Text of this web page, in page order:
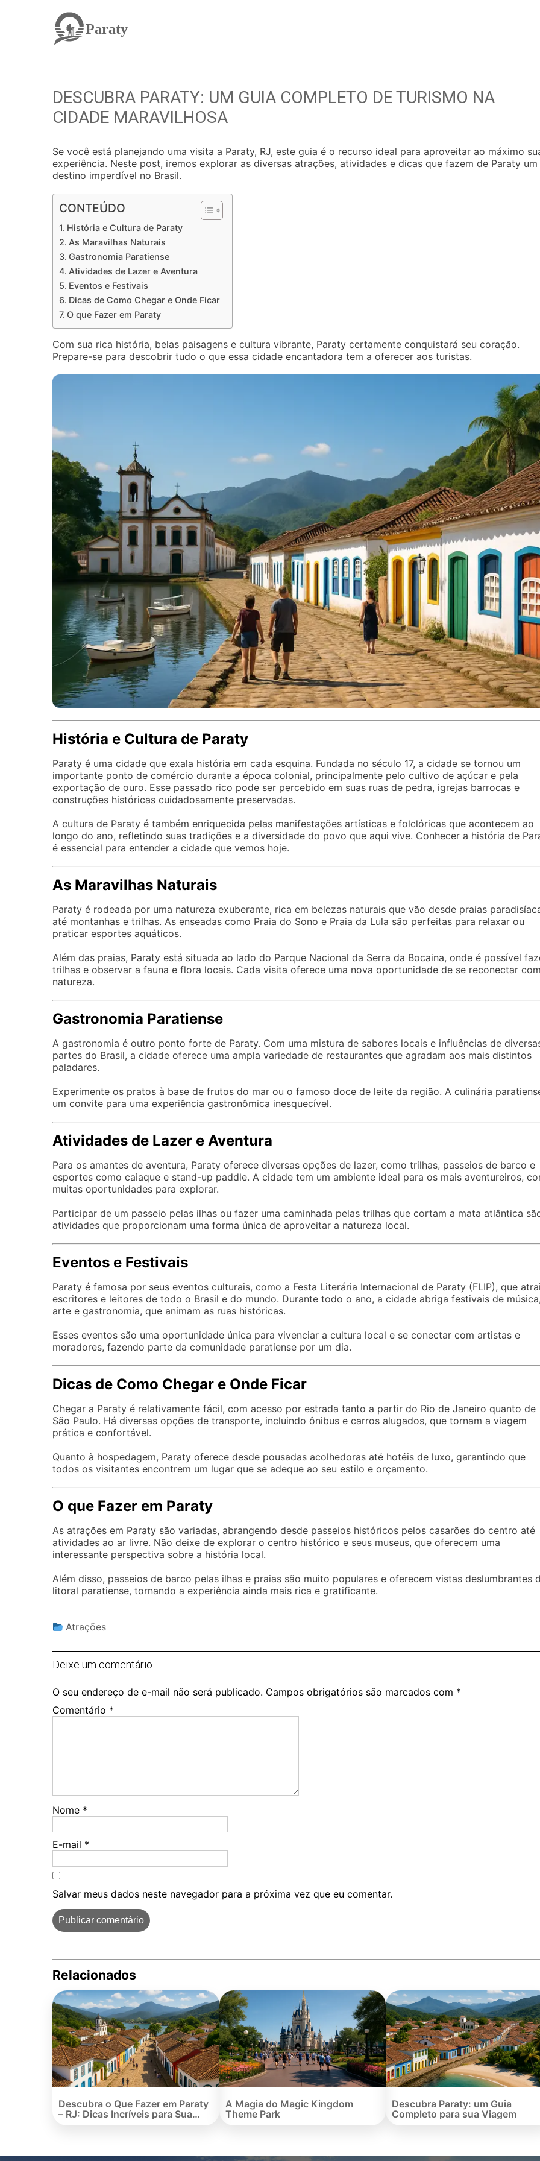
Paraty
DESCUBRA PARATY: UM GUIA COMPLETO DE TURISMO NA
CIDADE MARAVILHOSA
Se você está planejando uma visita a Paraty, RJ, este guia é o recurso ideal para aproveitar ao máximo
experiência. Neste post, iremos explorar as diversas atrações, atividades e dicas que fazem de Paraty um
destino imperdível no Brasil.
CONTEÚDO
História e Cultura de Paraty
As Maravilhas Naturais
Gastronomia Paratiense
Atividades de Lazer e Aventura
Eventos e Festivais
Dicas de Como Chegar e Onde Ficar
O que Fazer em Paraty
Com sua rica história, belas paisagens e cultura vibrante, Paraty certamente conquistará seu coração.
Prepare-se para descobrir tudo o que essa cidade encantadora tem a oferecer aos turistas.
História e Cultura de Paraty
Paraty é uma cidade que exala história em cada esquina. Fundada no século 17, a cidade se tornou um
importante ponto de comércio durante a época colonial, principalmente pelo cultivo de açúcar e pela
exportação de ouro. Esse passado rico pode ser percebido em suas ruas de pedra, igrejas barrocas e
construções históricas cuidadosamente preservadas.
A cultura de Paraty é também enriquecida pelas manifestações artísticas e folclóricas que acontecem ao
longo do ano, refletindo suas tradições e a diversidade do povo que aqui vive. Conhecer a história de
é essencial para entender a cidade que vemos hoje.
As Maravilhas Naturais
Paraty é rodeada por uma natureza exuberante, rica em belezas naturais que vão desde praias
até montanhas e trilhas. As enseadas como Praia do Sono e Praia da Lula são perfeitas para relaxar ou
praticar esportes aquáticos.
Além das praias, Paraty está situada ao lado do Parque Nacional da Serra da Bocaina, onde é possível
trilhas e observar a fauna e flora locais. Cada visita oferece uma nova oportunidade de se reconectar
natureza.
Gastronomia Paratiense
A gastronomia é outro ponto forte de Paraty. Com uma mistura de sabores locais e influências de
partes do Brasil, a cidade oferece uma ampla variedade de restaurantes que agradam aos mais distintos
paladares.
Experimente os pratos à base de frutos do mar ou o famoso doce de leite da região. A culinária
um convite para uma experiência gastronômica inesquecível.
Atividades de Lazer e Aventura
Para os amantes de aventura, Paraty oferece diversas opções de lazer, como trilhas, passeios de barco e
esportes como caiaque e stand-up paddle. A cidade tem um ambiente ideal para os mais aventureiros,
muitas oportunidades para explorar.
Participar de um passeio pelas ilhas ou fazer uma caminhada pelas trilhas que cortam a mata atlântica
atividades que proporcionam uma forma única de aproveitar a natureza local.
Eventos e Festivais
Paraty é famosa por seus eventos culturais, como a Festa Literária Internacional de Paraty (FLIP), que
escritores e leitores de todo o Brasil e do mundo. Durante todo o ano, a cidade abriga festivais de
arte e gastronomia, que animam as ruas históricas.
Esses eventos são uma oportunidade única para vivenciar a cultura local e se conectar com artistas e
moradores, fazendo parte da comunidade paratiense por um dia.
Dicas de Como Chegar e Onde Ficar
Chegar a Paraty é relativamente fácil, com acesso por estrada tanto a partir do Rio de Janeiro quanto de
São Paulo. Há diversas opções de transporte, incluindo ônibus e carros alugados, que tornam a viagem
prática e confortável.
Quanto à hospedagem, Paraty oferece desde pousadas acolhedoras até hotéis de luxo, garantindo que
todos os visitantes encontrem um lugar que se adeque ao seu estilo e orçamento.
O que Fazer em Paraty
As atrações em Paraty são variadas, abrangendo desde passeios históricos pelos casarões do centro até
atividades ao ar livre. Não deixe de explorar o centro histórico e seus museus, que oferecem uma
interessante perspectiva sobre a história local.
Além disso, passeios de barco pelas ilhas e praias são muito populares e oferecem vistas deslumbrantes
litoral paratiense, tornando a experiência ainda mais rica e gratificante.
Atrações
Deixe um comentário
O seu endereço de e-mail não será publicado. Campos obrigatórios são marcados com *
Comentário *
Nome *
E-mail *
Salvar meus dados neste navegador para a próxima vez que eu comentar.
Relacionados
Descubra o Que Fazer em Paraty
– RJ: Dicas Incríveis para Sua
A Magia do Magic Kingdom
Theme Park
Descubra Paraty: um Guia
Completo para sua Viagem